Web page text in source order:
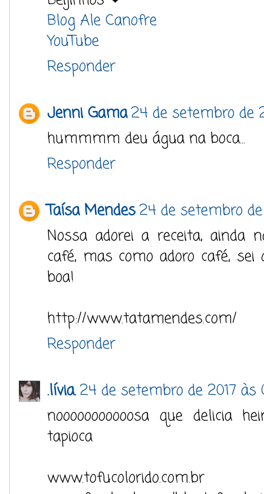
Blog Ale Canofre
YouTube
Responder
Jenni Gama24 de setembro de
hummmm deu água na boca...
Responder
Taísa Mendes24 de setembro
Nossa adorei a receita, ainda
café, mas como adoro café,
boa!
http://www.tatamendes.com/
Responder
.lívia.24 de setembro de 2017 às
nooooooooooosa que delicia
tapioca
www.tofucolorido.com.br